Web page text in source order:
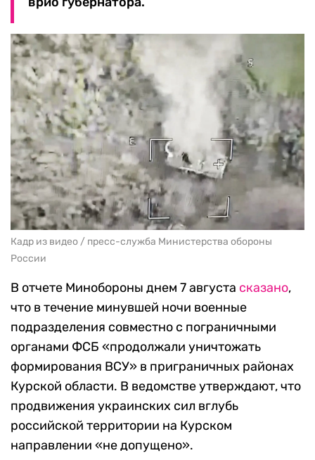
Кадр из видео / пресс-служба Министерства обороны
России
В отчете Минобороны днем 7 августа сказано,
что в течение минувшей ночи военные
подразделения совместно с пограничными
органами ФСБ «продолжали уничтожать
формирования ВСУ» в приграничных районах
Курской области. В ведомстве утверждают, что
продвижения украинских сил вглубь
российской территории на Курском
направлении «не допущено».